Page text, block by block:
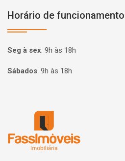
Horário de funcionamento
Seg à sex: 9h às 18h
Sábados: 9h às 18h